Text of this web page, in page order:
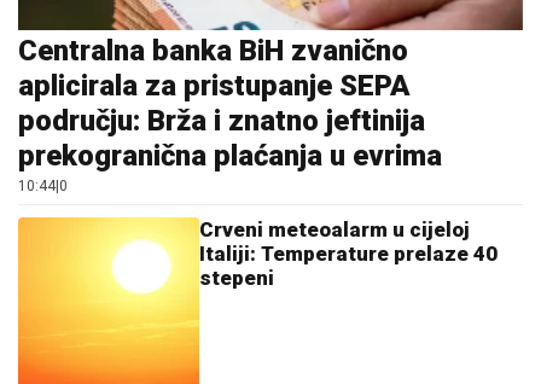
Centralna banka BiH zvanično
aplicirala za pristupanje SEPA
području: Brža i znatno jeftinija
prekogranična plaćanja u evrima
10:44 0
Crveni meteoalarm u cijeloj
Italiji: Temperature prelaze 40
stepeni